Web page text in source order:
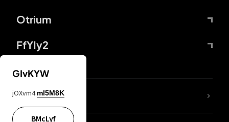
Otrium
FfYIy2
DDcvSo
GIvKYW
jOXvm4 mI5M8K
BMcLyf